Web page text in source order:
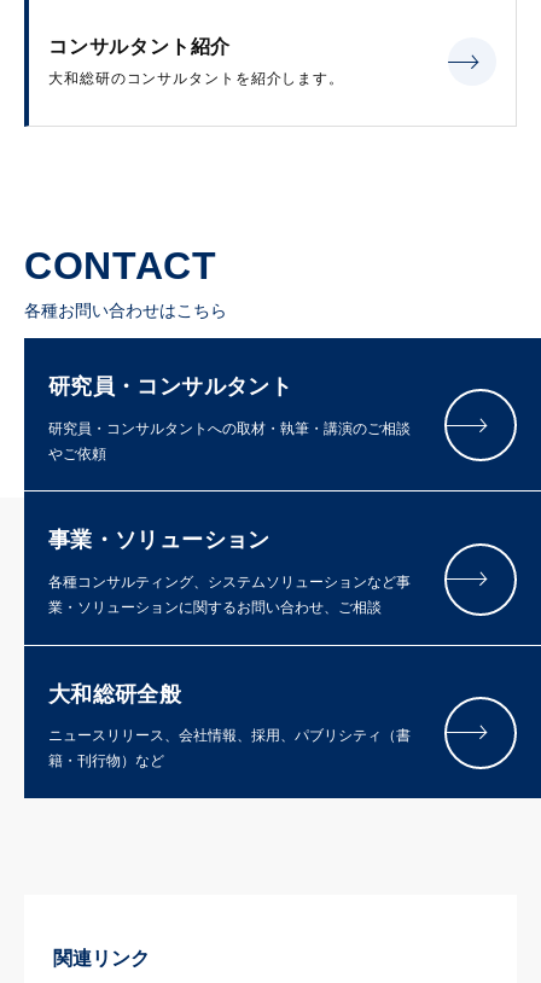
コンサルタント紹介
大和総研のコンサルタントを紹介します。
CONTACT
各種お問い合わせはこちら
研究員・コンサルタント
研究員・コンサルタントへの取材・執筆・講演のご相談
やご依頼
事業・ソリューション
各種コンサルティング、システムソリューションなど事
業・ソリューションに関するお問い合わせ、ご相談
大和総研全般
ニュースリリース、会社情報、採用、パブリシティ（書
籍・刊行物）など
関連リンク